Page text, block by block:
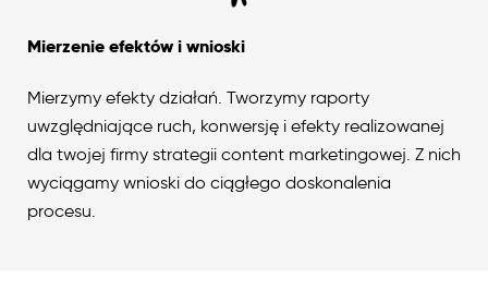
Mierzenie efektów i wnioski
Mierzymy efekty działań. Tworzymy raporty
uwzględniające ruch, konwersję i efekty realizowanej
dla twojej firmy strategii content marketingowej. Z nich
wyciągamy wnioski do ciągłego doskonalenia
procesu.